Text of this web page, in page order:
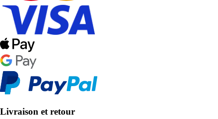
Livraison et retour